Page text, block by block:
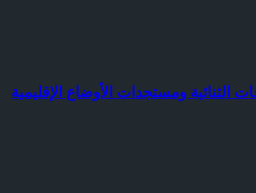
الثنائية ومستجدات الأوضاع الإقليمية